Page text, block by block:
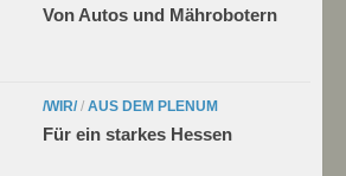
Von Autos und Mährobotern
/WIR/ / AUS DEM PLENUM
Für ein starkes Hessen